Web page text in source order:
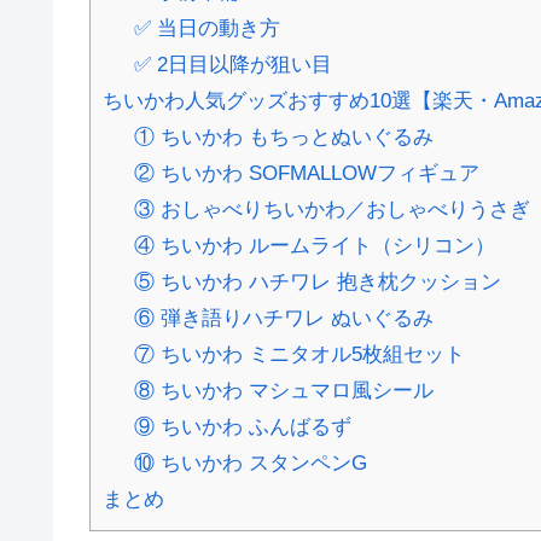
✅ 当日の動き方
✅ 2日目以降が狙い目
ちいかわ人気グッズおすすめ10選【楽天・
① ちいかわ もちっとぬいぐるみ
② ちいかわ SOFMALLOWフィギュア
③ おしゃべりちいかわ／おしゃべりうさぎ
④ ちいかわ ルームライト（シリコン）
⑤ ちいかわ ハチワレ 抱き枕クッション
⑥ 弾き語りハチワレ ぬいぐるみ
⑦ ちいかわ ミニタオル5枚組セット
⑧ ちいかわ マシュマロ風シール
⑨ ちいかわ ふんばるず
⑩ ちいかわ スタンペンG
まとめ